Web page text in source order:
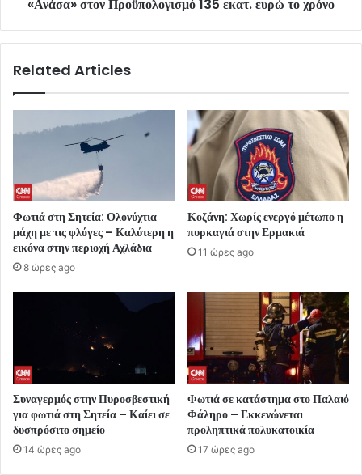
«Ανάσα» στον Προϋπολογισμό 135 εκατ. ευρώ το χρόνο
Related Articles
Φωτιά στη Σητεία: Ολονύχτια
μάχη με τις φλόγες – Καλύτερη η
εικόνα στην περιοχή Αχλάδια
8 ώρες ago
Κοζάνη: Χωρίς ενεργό μέτωπο η
πυρκαγιά στην Ερμακιά
11 ώρες ago
Συναγερμός στην Πυροσβεστική
για φωτιά στη Σητεία – Καίει σε
δυσπρόσιτο σημείο
14 ώρες ago
Φωτιά σε κατάστημα στο Παλαιό
Φάληρο – Εκκενώνεται
προληπτικά πολυκατοικία
17 ώρες ago